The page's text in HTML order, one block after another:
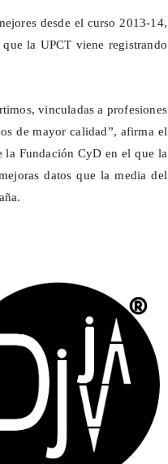
desde el curso 2013-14,
la UPCT viene registrando
vinculadas a profesiones
de mayor calidad”, afirma el
la Fundación CyD en el que la
datos que la media del